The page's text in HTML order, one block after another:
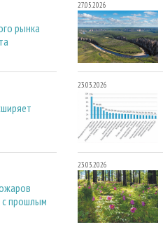
рынка
с прошлым
27.05.2026
23.03.2026
23.03.2026